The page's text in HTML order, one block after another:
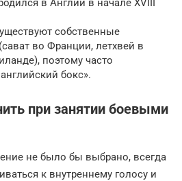
в Англии в начале XVIII
собственные
во Франции, летхвей в
поэтому часто
бокс».
при занятии боевыми
не было бы выбрано, всегда
к внутреннему голосу и